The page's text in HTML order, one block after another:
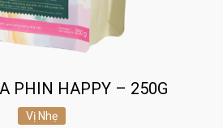
PHIN HAPPY – 250G
Vị Nhẹ